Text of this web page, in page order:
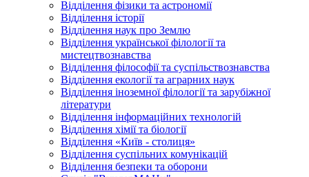
Відділення фізики та астрономії
Відділення історії
Відділення наук про Землю
Відділення української філології та
мистецтвознавства
Відділення філософії та суспільствознавства
Відділення екології та аграрних наук
Відділення іноземної філології та зарубіжної
літератури
Відділення інформаційних технологій
Відділення хімії та біології
Відділення «Київ - столиця»
Відділення суспільних комунікацій
Відділення безпеки та оборони